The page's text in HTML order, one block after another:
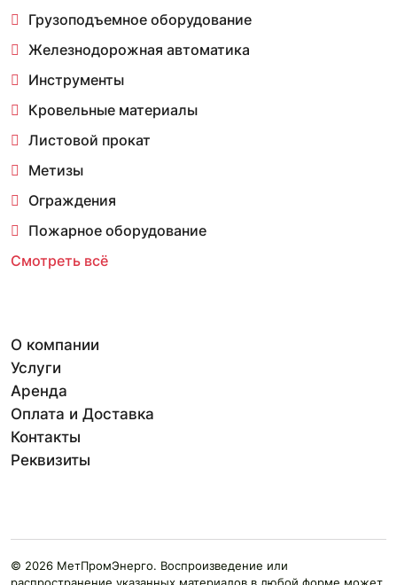
Грузоподъемное оборудование
Железнодорожная автоматика
Инструменты
Кровельные материалы
Листовой прокат
Метизы
Ограждения
Пожарное оборудование
Смотреть всё
О компании
Услуги
Аренда
Оплата и Доставка
Контакты
Реквизиты
© 2026 МетПромЭнерго. Воспроизведение или